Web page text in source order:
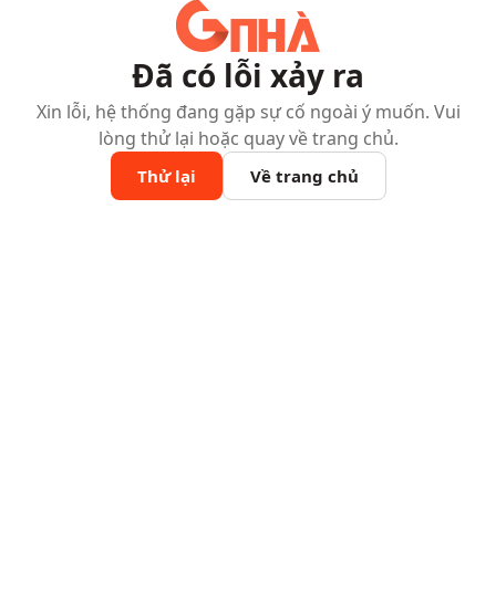
Đã có lỗi xảy ra
Xin lỗi, hệ thống đang gặp sự cố ngoài ý muốn. Vui
lòng thử lại hoặc quay về trang chủ.
Thử lại Về trang chủ